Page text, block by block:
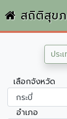
สถิติสุข
ประ
เลือกจังหวัด
อำเภอ